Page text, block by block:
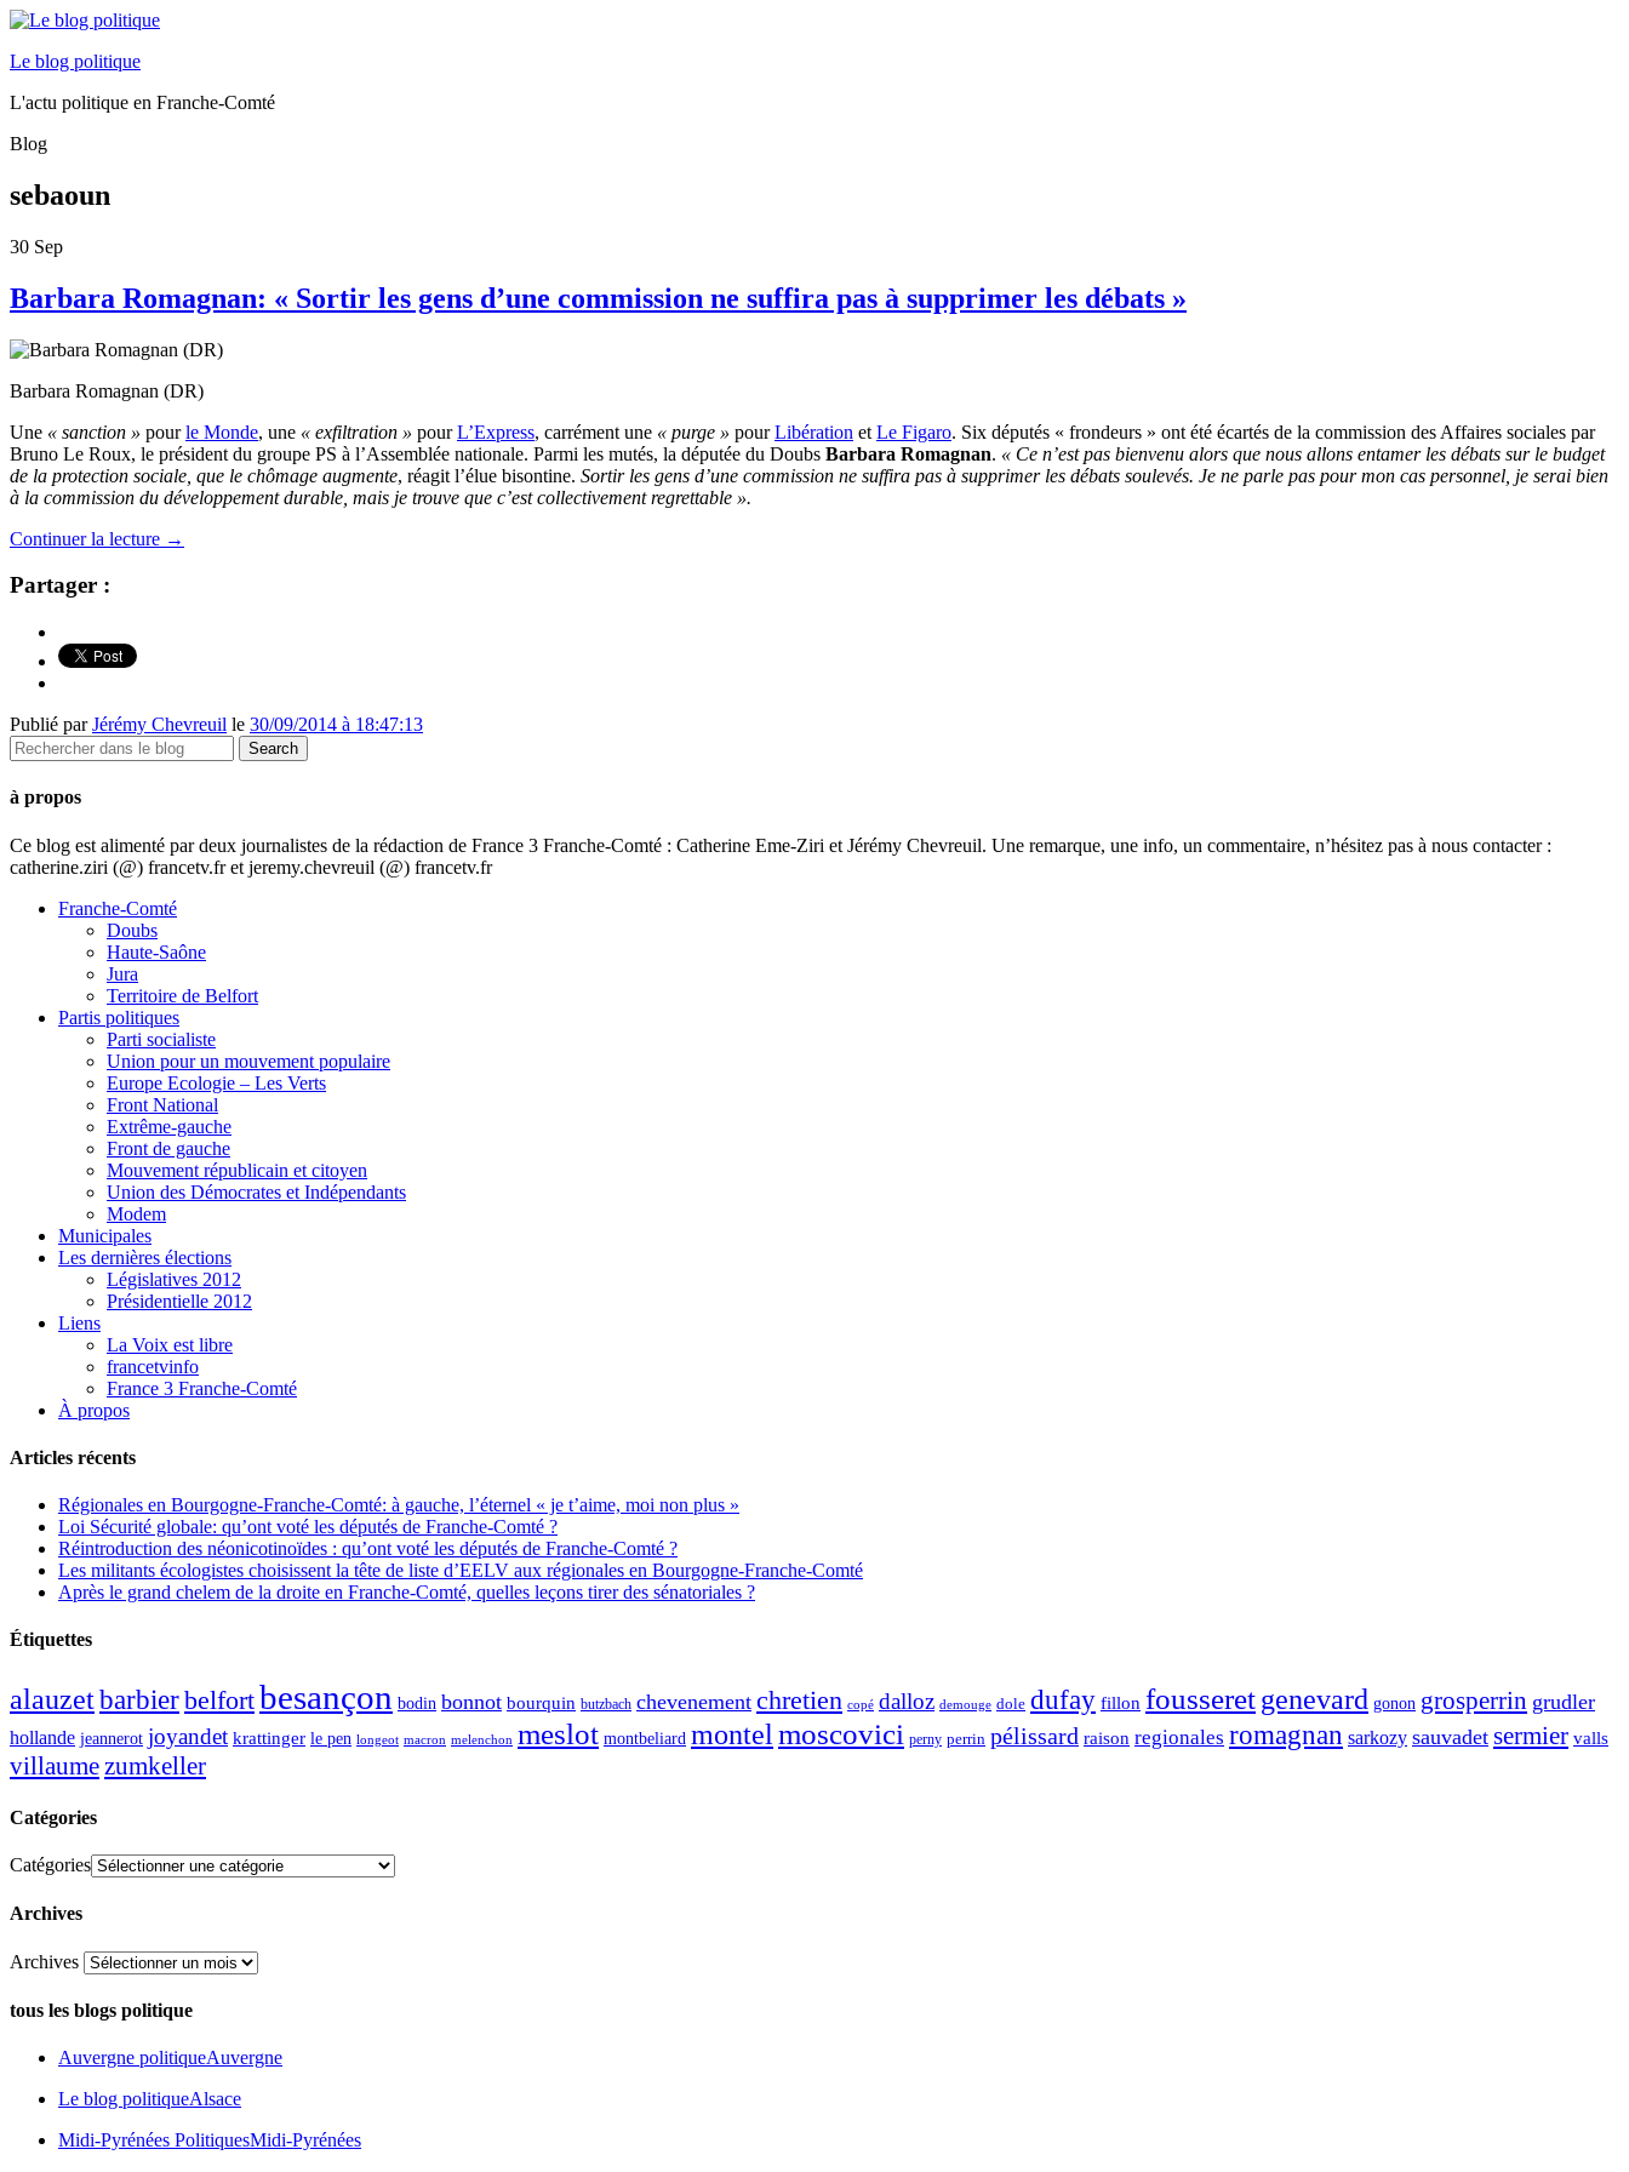
Le blog politique
L'actu politique en Franche-Comté
Blog
sebaoun
30 Sep
Barbara Romagnan: « Sortir les gens d’une commission ne suffira pas à supprimer les débats »
Barbara Romagnan (DR)
Une « sanction » pourle Monde, une « exfiltration » pourL’Express, carrément une « purge » pourLibération et Le Figaro. Six députés « frondeurs » ont été écartés de la commission des Affaires sociales par
Bruno Le Roux, le président du groupe PS à l’Assemblée nationale. Parmi les mutés, la députée du Doubs Barbara Romagnan. « Ce n’est pas bienvenu alors que nous allons entamer les débats sur le budget
de la protection sociale, que le chômage augmente, réagit l’élue bisontine. Sortir les gens d’une commission ne suffira pas à supprimer les débats soulevés. Je ne parle pas pour mon cas personnel, je serai bien
à la commission du développement durable, mais je trouve que c’est collectivement regrettable ».
Continuer la lecture →
Partager :
Publié parJérémy Chevreuil le 30/09/2014 à 18:47:13
à propos
Ce blog est alimenté par deux journalistes de la rédaction de France 3 Franche-Comté : Catherine Eme-Ziri et Jérémy Chevreuil. Une remarque, une info, un commentaire, n’hésitez pas à nous contacter :
catherine.ziri (@) francetv.fr et jeremy.chevreuil (@) francetv.fr
Franche-Comté
Doubs
Haute-Saône
Jura
Territoire de Belfort
Partis politiques
Parti socialiste
Union pour un mouvement populaire
Europe Ecologie – Les Verts
Front National
Extrême-gauche
Front de gauche
Mouvement républicain et citoyen
Union des Démocrates et Indépendants
Modem
Municipales
Les dernières élections
Législatives 2012
Présidentielle 2012
Liens
La Voix est libre
francetvinfo
France 3 Franche-Comté
À propos
Articles récents
Régionales en Bourgogne-Franche-Comté: à gauche, l’éternel « je t’aime, moi non plus »
Loi Sécurité globale: qu’ont voté les députés de Franche-Comté ?
Réintroduction des néonicotinoïdes : qu’ont voté les députés de Franche-Comté ?
Les militants écologistes choisissent la tête de liste d’EELV aux régionales en Bourgogne-Franche-Comté
Après le grand chelem de la droite en Franche-Comté, quelles leçons tirer des sénatoriales ?
Étiquettes
alauzetbarbierbelfortbesançon bodin bonnot bourquin butzbach chevenement chretien copé dalloz demouge dole dufay fillon fousseretgenevard gonon grosperrin grudler
hollande jeannerot joyandet krattinger le pen longeot macron melenchon meslot montbeliard montel moscovici perny perrin pélissard raison regionales romagnan sarkozy sauvadet sermier valls
villaume zumkeller
Catégories
Catégories
Archives
Archives
tous les blogs politique
Auvergne politiqueAuvergne
Le blog politiqueAlsace
Midi-Pyrénées PolitiquesMidi-Pyrénées